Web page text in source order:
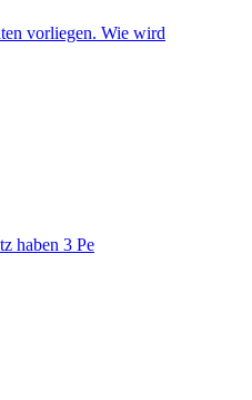
vorliegen. Wie wird
haben 3 Pe